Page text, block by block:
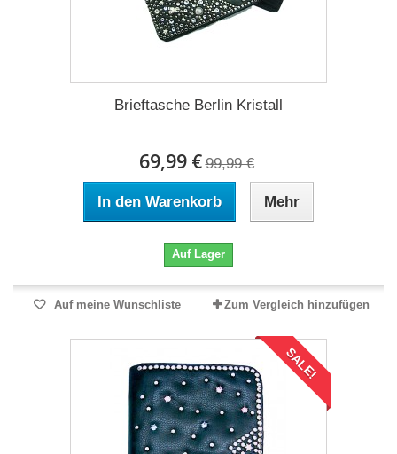
Brieftasche Berlin Kristall
69,99 € 99,99 €
In den Warenkorb Mehr
Auf Lager
Auf meine Wunschliste Zum Vergleich hinzufügen
SALE!